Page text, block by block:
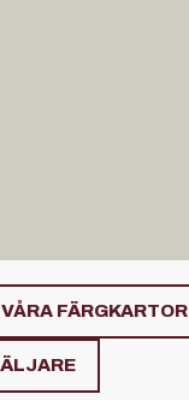
FÄRGKARTOR